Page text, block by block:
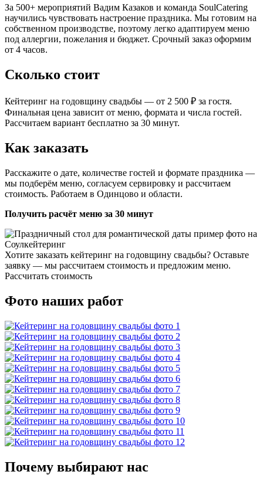
За 500+ мероприятий Вадим Казаков и команда SoulCatering
научились чувствовать настроение праздника. Мы готовим на
собственном производстве, поэтому легко адаптируем меню
под аллергии, пожелания и бюджет. Срочный заказ оформим
от 4 часов.
Сколько стоит
Кейтеринг на годовщину свадьбы — от 2 500 ₽ за гостя.
Финальная цена зависит от меню, формата и числа гостей.
Рассчитаем вариант бесплатно за 30 минут.
Как заказать
Расскажите о дате, количестве гостей и формате праздника —
мы подберём меню, согласуем сервировку и рассчитаем
стоимость. Работаем в Одинцово и области.
Получить расчёт меню за 30 минут
Хотите заказать кейтеринг на годовщину свадьбы? Оставьте
заявку — мы рассчитаем стоимость и предложим меню.
Рассчитать стоимость
Фото наших работ
Почему выбирают нас